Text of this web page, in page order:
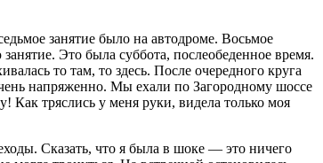
занятие было на автодроме. Восьмое
Это была суббота, послеобеденное время.
то там, то здесь. После очередного круга
напряженно. Мы ехали по Загородному шоссе
Как тряслись у меня руки, видела только моя
Сказать, что я была в шоке — это ничего